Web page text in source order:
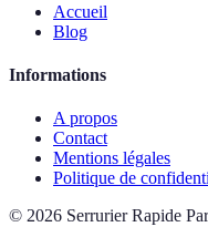
Accueil
Blog
Informations
A propos
Contact
Mentions légales
Politique de
© 2026 Serrurier Rapide